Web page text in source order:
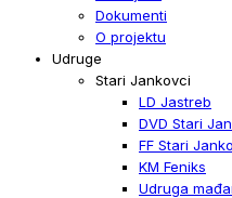
Dokumenti
O projektu
Udruge
Stari Jankovci
LD Jastreb
DVD Stari
FF Stari
KM Feniks
Udruga